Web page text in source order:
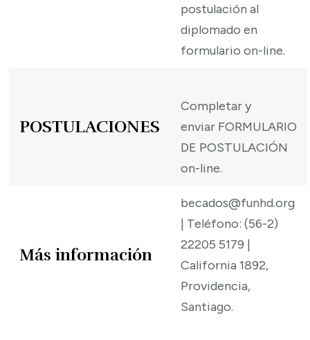
postulación al
diplomado en
formulario on-line.
POSTULACIONES
Completar y
enviar FORMULARIO
DE POSTULACIÓN
on-line.
Más información
becados@funhd.org
| Teléfono: (56-2)
22205 5179 |
California 1892,
Providencia,
Santiago.